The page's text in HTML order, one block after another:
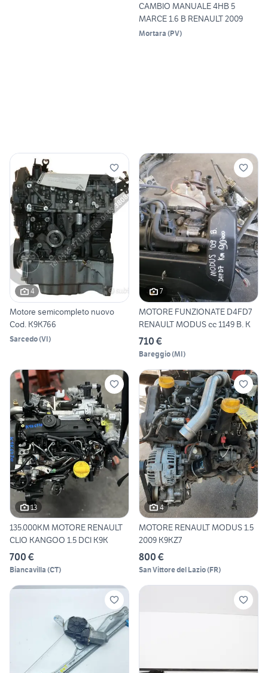
CAMBIO MANUALE 4HB 5
MARCE 1.6 B RENAULT 2009
Mortara (PV)
4
Motore semicompleto nuovo
Cod. K9K766
Sarcedo(VI)
7
MOTORE FUNZIONATE D4FD7
RENAULT MODUS cc 1149 B. K
710 €
Bareggio(MI)
13
135.000KM MOTORE RENAULT
CLIO KANGOO 1.5 DCI K9K
700 €
Biancavilla (CT)
4
MOTORE RENAULT MODUS 1.5
2009 K9KZ7
800 €
San Vittore del Lazio(FR)